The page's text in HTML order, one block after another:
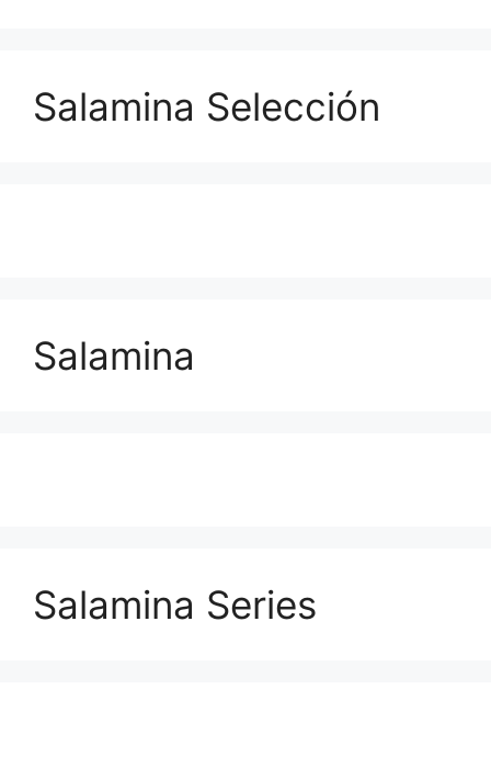
Salamina Selección
Salamina
Salamina Series